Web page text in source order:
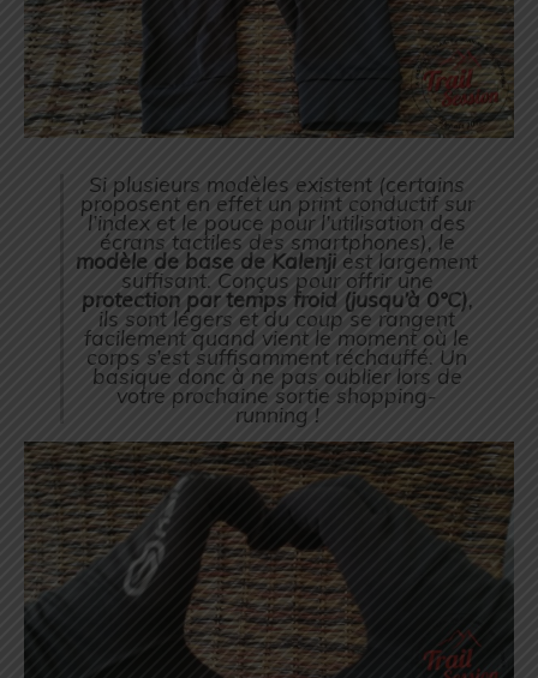
Si plusieurs modèles existent (certains
proposent en effet un print conductif sur
l’index et le pouce pour l’utilisation des
écrans tactiles des smartphones), le
modèle de base de Kalenji est largement
suffisant. Conçus pour offrir une
protection par temps froid (jusqu’à 0°C),
ils sont légers et du coup se rangent
facilement quand vient le moment où le
corps s’est suffisamment réchauffé. Un
basique donc à ne pas oublier lors de
votre prochaine sortie shopping-
running !